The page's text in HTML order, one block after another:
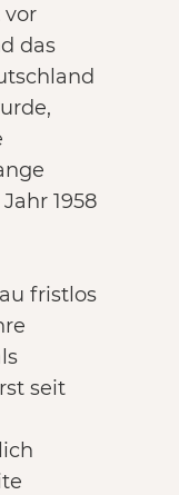
vor
das
1958
fristlos
seit